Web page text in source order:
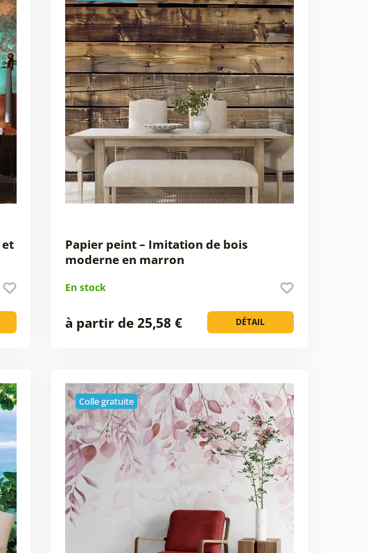
Papier peint – Imitation de bois
moderne en marron
En stock
DÉTAIL
à partir de 25,58 €
Colle gratuite